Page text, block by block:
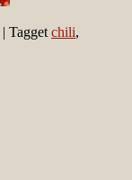
| Tagget chili,